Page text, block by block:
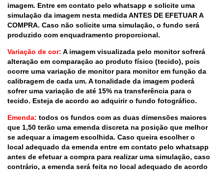
imagem. Entre em contato pelo whatsapp e solicite uma
simulação da imagem nesta medida ANTES DE EFETUAR A
COMPRA. Caso não solicite uma simulação, o fundo será
produzido com enquadramento proporcional.
Variação de cor: A imagem visualizada pelo monitor sofrerá
alteração em comparação ao produto físico (tecido), pois
ocorre uma variação de monitor para monitor em função da
calibragem de cada um. A tonalidade da imagem poderá
sofrer uma variação de até 15% na transferência para o
tecido. Esteja de acordo ao adquirir o fundo fotográfico.
Emenda: todos os fundos com as duas dimensões maiores
que 1,50 terão uma emenda discreta na posição que melhor
se adequar a imagem escolhida. Caso queira escolher o
local adequado da emenda entre em contato pelo whatsapp
antes de efetuar a compra para realizar uma simulação, caso
contrário, a emenda será feita no local adequado de acordo